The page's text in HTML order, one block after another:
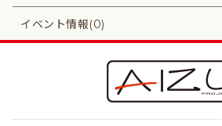
イベント情報(0)